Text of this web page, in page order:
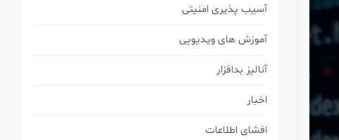
آسیب پذیری امنیتی
آموزش های ویدیویی
آنالیز بدافزار
اخبار
افشای اطلاعات